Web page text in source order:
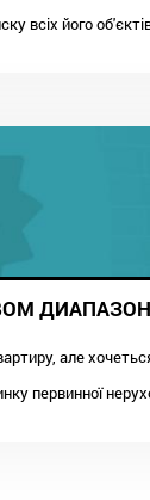
всіх його
але
первинної